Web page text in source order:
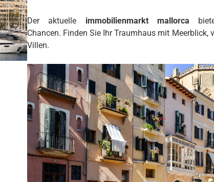
Der aktuelle immobilienmarkt mallorca
Chancen. Finden Sie Ihr Traumhaus mit Meerblick,
Villen.